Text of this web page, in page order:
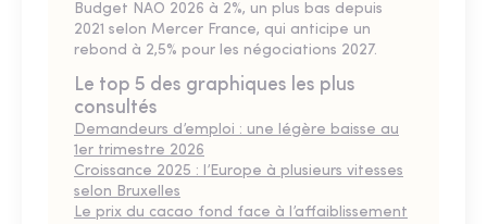
Budget NAO 2026 à 2%, un plus bas depuis
2021 selon Mercer France, qui anticipe un
rebond à 2,5% pour les négociations 2027.
Le top 5 des graphiques les plus
consultés
Demandeurs d’emploi : une légère baisse au
1er trimestre 2026
Croissance 2025 : l’Europe à plusieurs vitesses
selon Bruxelles
Le prix du cacao fond face à l’affaiblissement